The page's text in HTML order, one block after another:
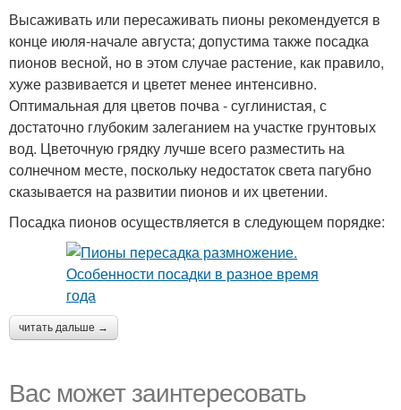
Высаживать или пересаживать пионы рекомендуется в
конце июля-начале августа; допустима также посадка
пионов весной, но в этом случае растение, как правило,
хуже развивается и цветет менее интенсивно.
Оптимальная для цветов почва - суглинистая, с
достаточно глубоким залеганием на участке грунтовых
вод. Цветочную грядку лучше всего разместить на
солнечном месте, поскольку недостаток света пагубно
сказывается на развитии пионов и их цветении.
Посадка пионов осуществляется в следующем порядке:
читать дальше →
Вас может заинтересовать